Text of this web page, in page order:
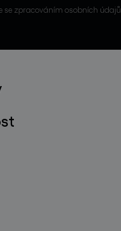
se zpracováním osobních údajů.
výroba